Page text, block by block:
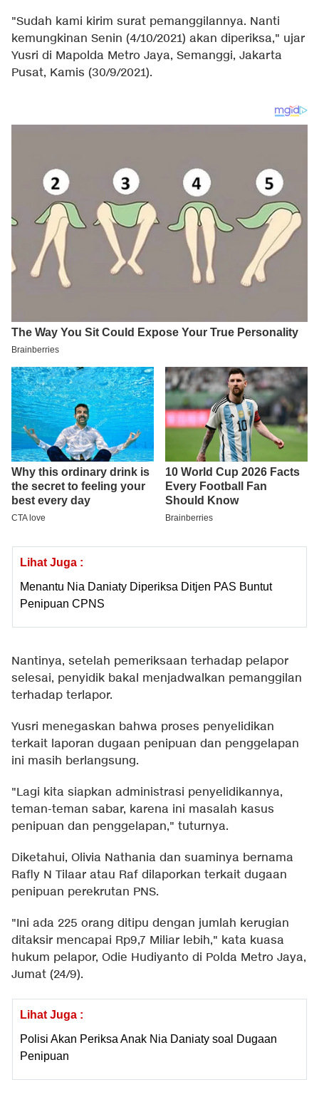
"Sudah kami kirim surat pemanggilannya. Nanti
kemungkinan Senin (4/10/2021) akan diperiksa," ujar
Yusri di Mapolda Metro Jaya, Semanggi, Jakarta
Pusat, Kamis (30/9/2021).
Lihat Juga :
Menantu Nia Daniaty Diperiksa Ditjen PAS Buntut
Penipuan CPNS
Nantinya, setelah pemeriksaan terhadap pelapor
selesai, penyidik bakal menjadwalkan pemanggilan
terhadap terlapor.
Yusri menegaskan bahwa proses penyelidikan
terkait laporan dugaan penipuan dan penggelapan
ini masih berlangsung.
"Lagi kita siapkan administrasi penyelidikannya,
teman-teman sabar, karena ini masalah kasus
penipuan dan penggelapan," tuturnya.
Diketahui, Olivia Nathania dan suaminya bernama
Rafly N Tilaar atau Raf dilaporkan terkait dugaan
penipuan perekrutan PNS.
"Ini ada 225 orang ditipu dengan jumlah kerugian
ditaksir mencapai Rp9,7 Miliar lebih," kata kuasa
hukum pelapor, Odie Hudiyanto di Polda Metro Jaya,
Jumat (24/9).
Lihat Juga :
Polisi Akan Periksa Anak Nia Daniaty soal Dugaan
Penipuan